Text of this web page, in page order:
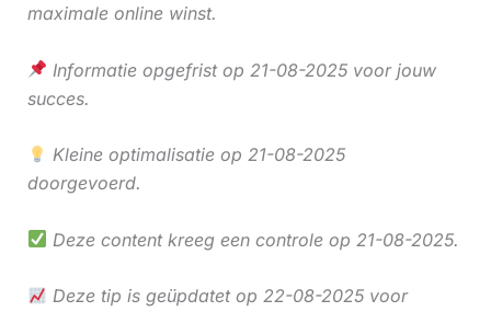
maximale online winst.
Informatie opgefrist op 21-08-2025 voor jouw
succes.
Kleine optimalisatie op 21-08-2025
doorgevoerd.
Deze content kreeg een controle op 21-08-2025.
Deze tip is geüpdatet op 22-08-2025 voor